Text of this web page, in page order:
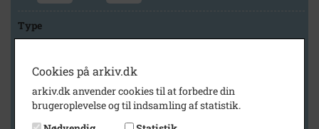
Type
Arkiv
Lokalhistorisk Arkiv for Herfølge-Sædder Sogne
Cookies på arkiv.dk
arkiv.dk anvender cookies til at forbedre din
brugeroplevelse og til indsamling af statistik.